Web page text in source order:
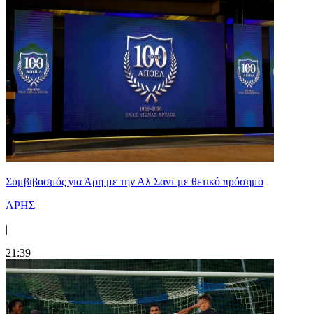
Συμβιβασμός για Άρη με την Αλ Σαντ με θετικό πρόσημο
ΑΡΗΣ
|
21:39